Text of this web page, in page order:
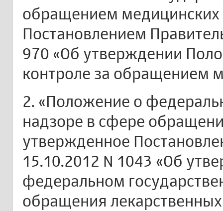
обращением медицинских
Постановлением
970 «Об утверждении
контроле за обращением
2. «Положение о
надзоре в сфере
утвержденное
15.10.2012 N 1043 «Об
федеральном
обращения лекарственных